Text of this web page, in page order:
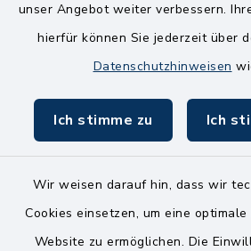
unser Angebot weiter verbessern.
hierfür können Sie jederzeit über
Datenschutzhinweisen
Ich stimme zu Ich
Wir weisen darauf hin, dass wir
Cookies einsetzen, um eine
Website zu ermöglichen. Die
Freitag
8.00-11.00 Uhr
Kontakt